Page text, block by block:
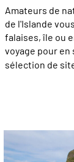
Amateurs de
de l'Islande
falaises, île ou
voyage pour
sélection de